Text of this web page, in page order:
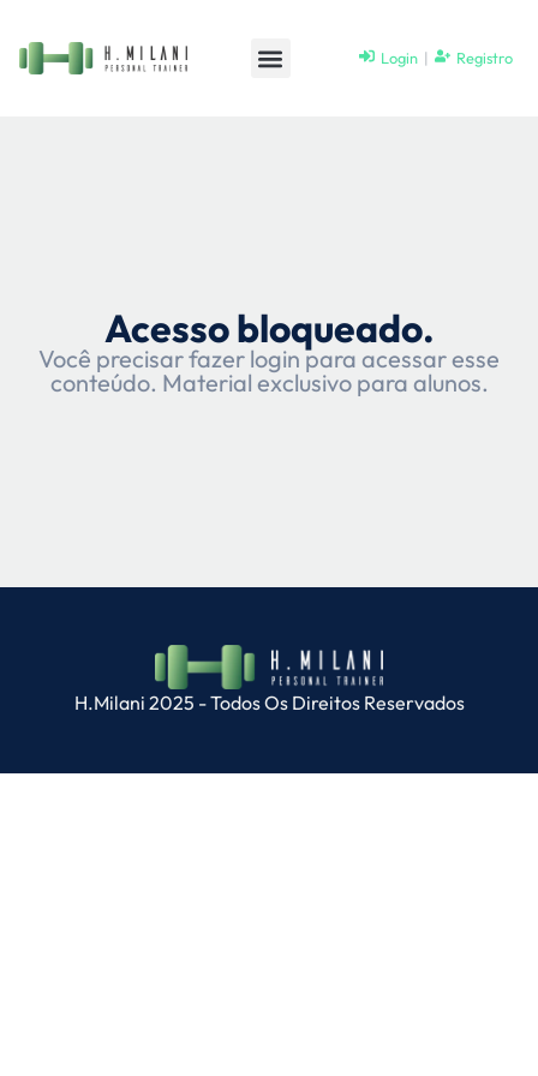
Login | Registro
Acesso bloqueado.
Você precisar fazer login para acessar esse
conteúdo. Material exclusivo para alunos.
H.Milani 2025 - Todos Os Direitos Reservados